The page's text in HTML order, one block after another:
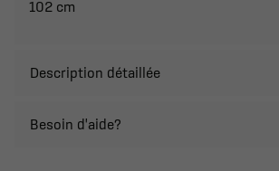
102 cm
Description détaillée
Besoin d'aide?